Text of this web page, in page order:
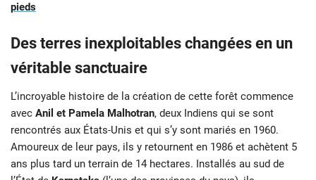
pieds
Des terres inexploitables changées en un
véritable sanctuaire
L’incroyable histoire de la création de cette forêt commence
avec Anil et Pamela Malhotran, deux Indiens qui se sont
rencontrés aux États-Unis et qui s’y sont mariés en 1960.
Amoureux de leur pays, ils y retournent en 1986 et achètent 5
ans plus tard un terrain de 14 hectares. Installés au sud de